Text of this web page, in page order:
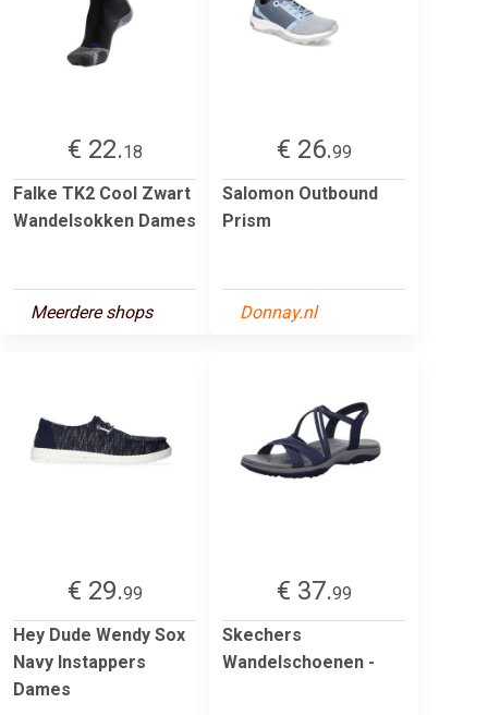
€ 22.18
Falke TK2 Cool Zwart
Wandelsokken Dames
Meerdere shops
€ 26.99
Salomon Outbound
Prism
Donnay.nl
€ 29.99
Hey Dude Wendy Sox
Navy Instappers
Dames
€ 37.99
Skechers
Wandelschoenen -